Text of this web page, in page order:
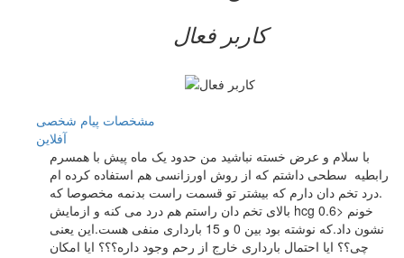
کاربر فعال
مشخصات پیام شخصی
آفلاين
با سلام و عرض خسته نباشید من حدود یک ماه پیش با همسرم
رابطیه سطحی داشتم که از روش اورزانسی هم استفاده کرده ام
.درد تخم دان دارم که بیشتر تو قسمت راست بدنمه مخصوصا که
بالای تخم دان راستم هم درد می کنه و ازمایش hcg خونم <0.6
نشون داد.که نوشته بود بین 0 و 15 بارداری منفی هست.این یعنی
چی؟؟ ایا احتمال بارداری خارج از رحم وجود داره؟؟؟ ایا امکان